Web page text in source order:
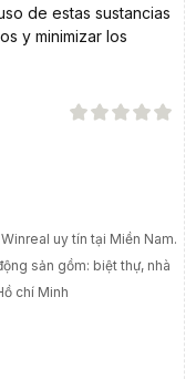
de estas sustancias
y minimizar los
uy tín tại Miền Nam.
sản gồm: biệt thự, nhà
chí Minh